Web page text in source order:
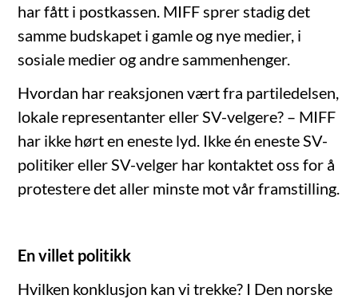
har fått i postkassen. MIFF sprer stadig det
samme budskapet i gamle og nye medier, i
sosiale medier og andre sammenhenger.
Hvordan har reaksjonen vært fra partiledelsen,
lokale representanter eller SV-velgere? – MIFF
har ikke hørt en eneste lyd. Ikke én eneste SV-
politiker eller SV-velger har kontaktet oss for å
protestere det aller minste mot vår framstilling.
En villet politikk
Hvilken konklusjon kan vi trekke? I Den norske